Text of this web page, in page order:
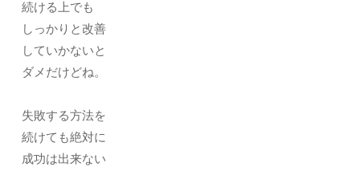
続ける上でも
しっかりと改善
していかないと
ダメだけどね。
失敗する方法を
続けても絶対に
成功は出来ない